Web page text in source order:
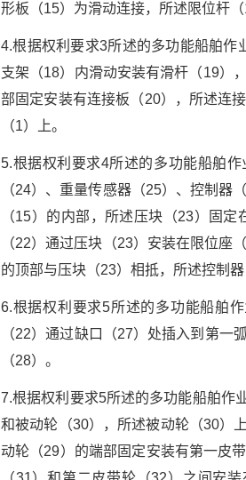
形板（15）为滑动连接，所述限位杆
4.根据权利要求3所述的多功能船舶作
支架（18）内滑动安装有滑杆（19）
部固定安装有连接板（20），所述连
（1）上。
5.根据权利要求4所述的多功能船舶
（24）、重量传感器（25）、控制器
（15）的内部，所述压块（23）固
（22）通过压块（23）安装在限位座
的顶部与压块（23）相抵，所述控制
6.根据权利要求5所述的多功能船舶
（22）通过缺口（27）处插入到第
（28）。
7.根据权利要求5所述的多功能船舶作
和被动轮（30），所述被动轮（30）
动轮（29）的端部固定安装有第一皮